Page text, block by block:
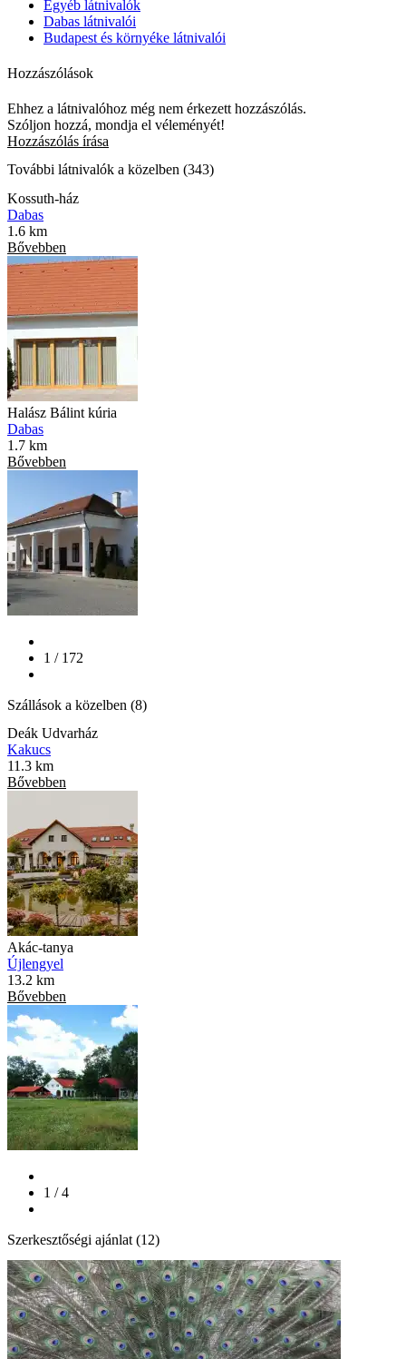
Egyéb látnivalók
Dabas látnivalói
Budapest és környéke látnivalói
Hozzászólások
Ehhez a látnivalóhoz még nem érkezett hozzászólás.
Szóljon hozzá, mondja el véleményét!
Hozzászólás írása
További látnivalók a közelben (343)
Kossuth-ház
Dabas
1.6 km
Bővebben
Halász Bálint kúria
Dabas
1.7 km
Bővebben
1 / 172
Szállások a közelben (8)
Deák Udvarház
Kakucs
11.3 km
Bővebben
Akác-tanya
Újlengyel
13.2 km
Bővebben
1 / 4
Szerkesztőségi ajánlat (12)